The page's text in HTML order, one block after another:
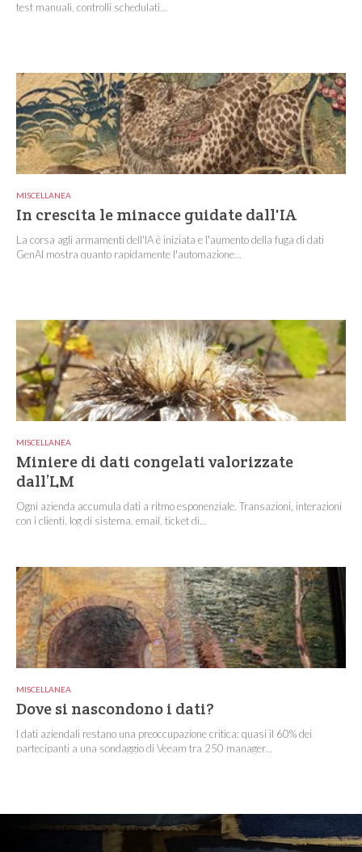
test manuali, controlli schedulati...
MISCELLANEA
In crescita le minacce guidate dall'IA
La corsa agli armamenti dell'IA è iniziata e l'aumento della fuga di dati
GenAI mostra quanto rapidamente l'automazione...
MISCELLANEA
Miniere di dati congelati valorizzate
dall’LM
Ogni azienda accumula dati a ritmo esponenziale. Transazioni, interazioni
con i clienti, log di sistema, email, ticket di...
MISCELLANEA
Dove si nascondono i dati?
I dati aziendali restano una preoccupazione critica: quasi il 60% dei
partecipanti a una sondaggio di Veeam tra 250 manager...